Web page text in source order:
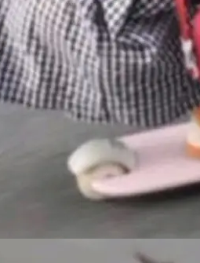
全 null 了。要知道
靠"文档、校验、或
的 enum，两个
器人，跟其他所
，实际上它不一
版，我十年前的
次它构建在 Cloudf
时间搭建的平台
上是我十年秘密
上运行 Cloudflare
的守护进程。 设
个独立的 SQLite
你自己的 S3 兼容
个存储库协调——
每个对象自带一
片构建，单个数据
计层面就被消除
不占资源。当 cel
恢复 SQLite 数据
唯一真相...
榜：vivo夺
Z系列
存储等硬件成本暴
，新机速度明显
新机参数规格除开
Z Fold8 Ultra / Z
是中低端机器，
17、REDMI No
是vivo X300 E这
Ultra / Z Fold8 /
22日发布，且全
，它们本该
——DeltaDB，一
次编辑操作的版
阶段。 De
page 最显
between com
间写出来的。git
183 亿美元
博客（VC 分
业绩报告，Spac